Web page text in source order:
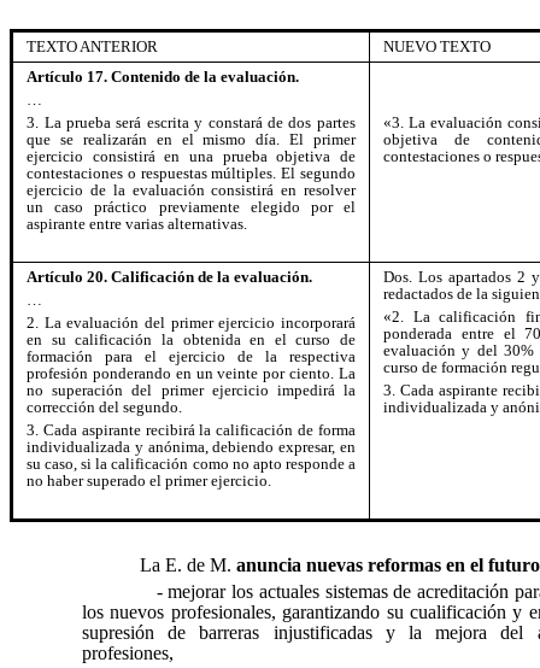
TEXTO ANTERIOR
NUEVO TEXTO
Artículo 17. Contenido de la evaluación.
…
3. La prueba será escrita y constará de dos partes
que se realizarán en el mismo día. El primer
ejercicio consistirá en una prueba objetiva de
contestaciones o respuestas múltiples. El segundo
ejercicio de la evaluación consistirá en resolver
un caso práctico previamente elegido por el
aspirante entre varias alternativas.
«3. La evaluación
objetiva de
contestaciones o
Artículo 20. Calificación de la evaluación.
…
2. La evaluación del primer ejercicio incorporará
en su calificación la obtenida en el curso de
formación para el ejercicio de la respectiva
profesión ponderando en un veinte por ciento. La
no superación del primer ejercicio impedirá la
corrección del segundo.
3. Cada aspirante recibirá la calificación de forma
individualizada y anónima, debiendo expresar, en
su caso, si la calificación como no apto responde a
no haber superado el primer ejercicio.
Dos. Los apartados 2
redactados de la
«2. La calificación
ponderada entre el
evaluación y del
curso de formación
3. Cada aspirante
individualizada y
La E. de M. anuncia nuevas reformas en el futuro
- mejorar los actuales sistemas de acreditación
los nuevos profesionales, garantizando su cualificación y
supresión de barreras injustificadas y la mejora del
profesiones,